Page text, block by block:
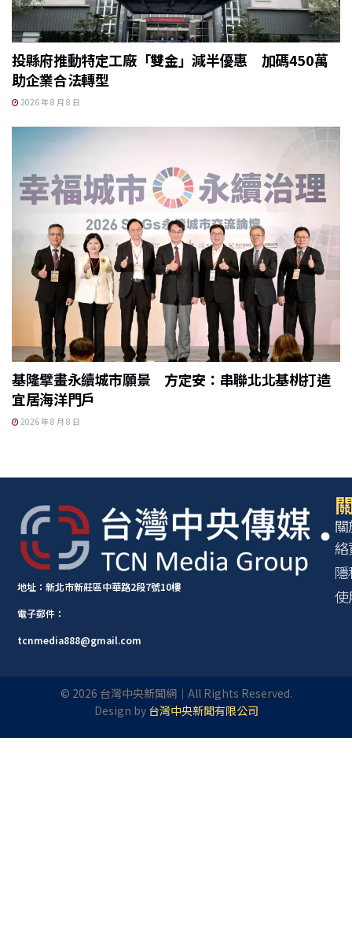
投縣府推動特定工廠「雙金」減半優惠 加碼450萬
助企業合法轉型
2026 年 8 月 8 日
基隆擘畫永續城市願景 方定安：串聯北北基桃打造
宜居海洋門戶
2026 年 8 月 8 日
地址：新北市新莊區中華路2段7號10樓
電子郵件：
tcnmedia888@gmail.com
© 2026 台灣中央新聞網｜All Rights Reserved.
Design by 台灣中央新聞有限公司